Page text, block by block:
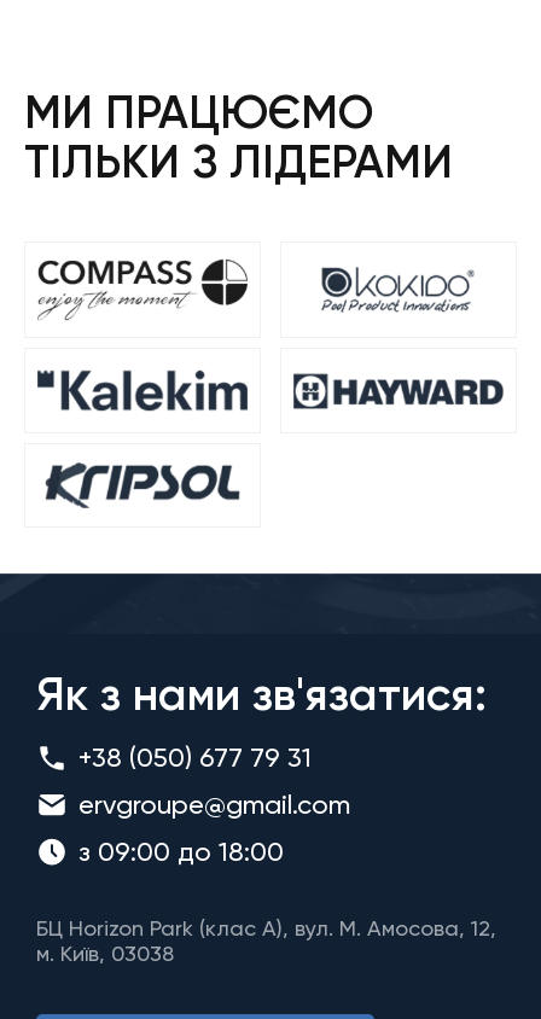
МИ ПРАЦЮЄМО
ТІЛЬКИ З ЛІДЕРАМИ
Як з нами зв'язатися:
+38 (050) 677 79 31
ervgroupe@gmail.com
з 09:00 до 18:00
БЦ Horizon Park (клас A), вул. М. Амосова, 12,
м. Київ, 03038